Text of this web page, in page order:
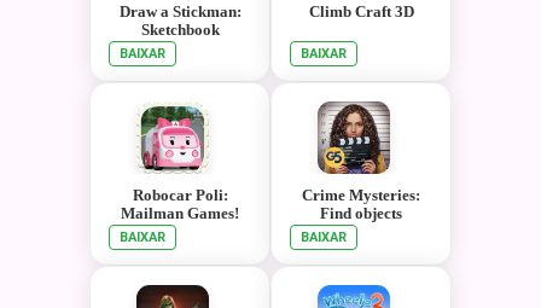
Draw a Stickman:
Sketchbook
BAIXAR
Climb Craft 3D
BAIXAR
Robocar Poli:
Mailman Games!
BAIXAR
Crime Mysteries:
Find objects
BAIXAR